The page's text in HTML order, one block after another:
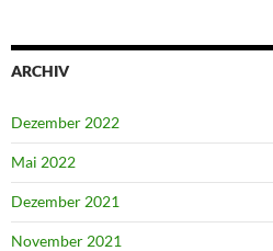
ARCHIV
Dezember 2022
Mai 2022
Dezember 2021
November 2021